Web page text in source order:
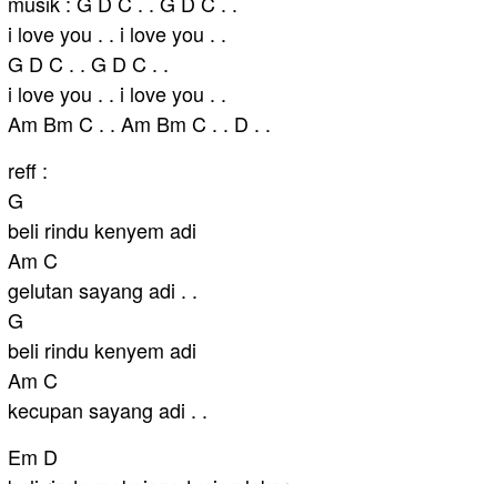
i love you . . i love you . .
G D C . . G D C . .
i love you . . i love you . .
Am Bm C . . Am Bm C . . D . .
reff :
G
beli rindu kenyem adi
Am C
gelutan sayang adi . .
G
beli rindu kenyem adi
Am C
kecupan sayang adi . .
Em D